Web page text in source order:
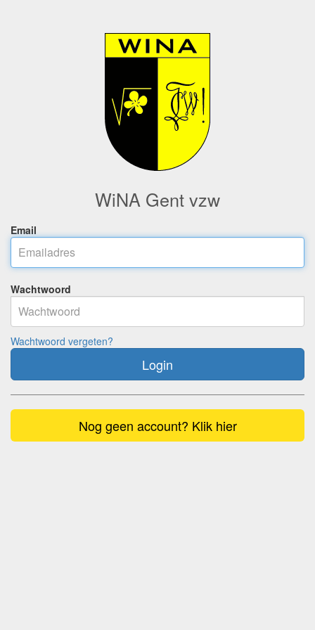
WiNA Gent vzw
Email
Wachtwoord
Wachtwoord vergeten?
Login
Nog geen account? Klik hier